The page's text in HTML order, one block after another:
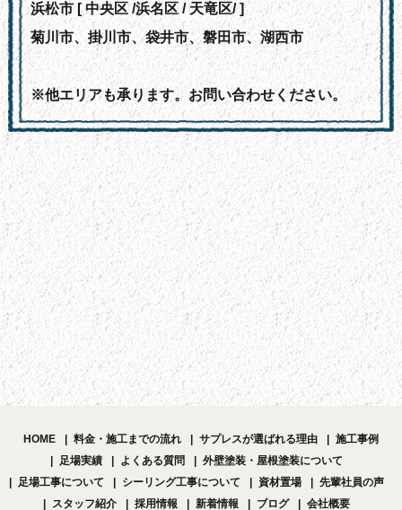
浜松市 [ 中央区 /浜名区 / 天竜区/ ]
菊川市、掛川市、袋井市、磐田市、湖西市
※他エリアも承ります。お問い合わせください。
HOME 料金・施工までの流れ サプレスが選ばれる理由
施工事例
足場実績
よくある質問
外壁塗装・屋根塗装について
足場工事について
シーリング工事について 資材置場
先輩社員の声
スタッフ紹介
採用情報 新着情報 ブログ 会社概要